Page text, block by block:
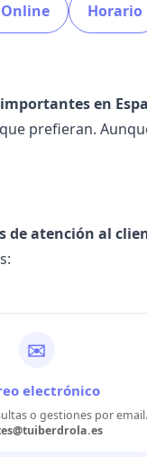
Horario
en
prefieran.
de atención al
✉️
electrónico
o gestiones por email.